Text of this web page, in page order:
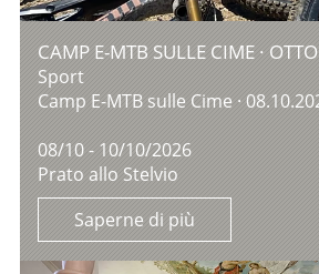
CAMP E-MTB SULLE CIME ·
Sport
Camp E-MTB sulle Cime ·
08/10 - 10/10/2026
Prato allo Stelvio
Saperne di più